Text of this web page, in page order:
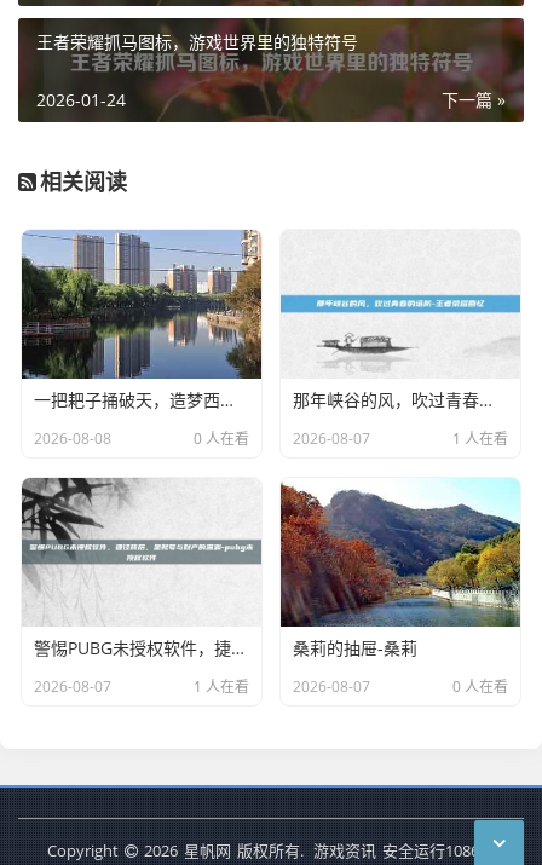
王者荣耀抓马图标，游戏世界里的独特符号
下一篇 »
2026-01-24
相关阅读
一把耙子捅破天，造梦西游3胃土耙的传奇-造梦西游3胃土耙
2026-08-08 0 人在看
那年峡谷的风，吹过青春的塔防-王者荣耀回忆
2026-08-07 1 人在看
警惕PUBG未授权软件，捷径背后，是账号与财产的深渊-pubg未授权软件
2026-08-07 1 人在看
桑莉的抽屉-桑莉
2026-08-07 0 人在看
Copyright 2026 星帆网 版权所有. 游戏资讯 安全运行1086 天